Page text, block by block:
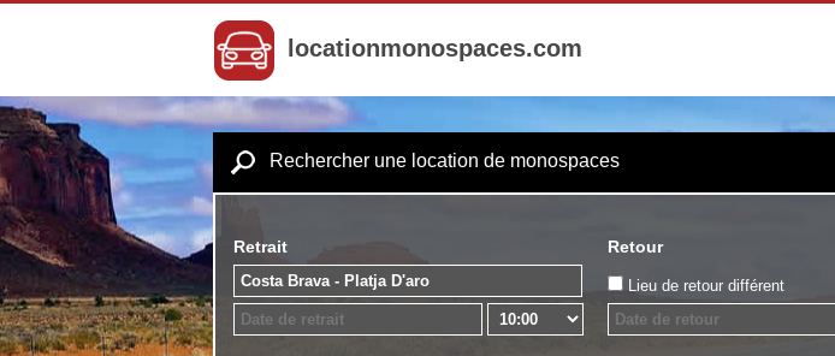
locationmonospaces.com
Rechercher une location de monospaces
Retrait Retour
Lieu de retour différent